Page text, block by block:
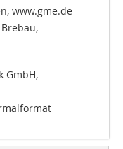
www.gme.de
GmbH,